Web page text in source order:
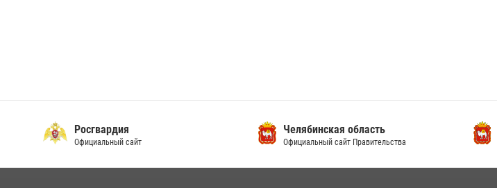
Росгвардия
Официальный сайт
Челябинская область
Официальный сайт Правительства